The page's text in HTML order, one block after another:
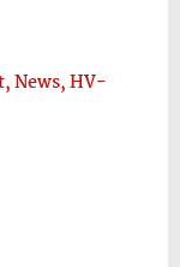
News, HV-